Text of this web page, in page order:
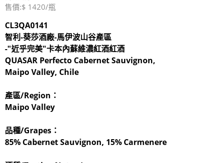
售價:$ 1420/瓶
CL3QA0141
智利-葵莎酒廠-馬伊波山谷產區
-"近乎完美"卡本內蘇維濃紅酒紅酒
QUASAR Perfecto Cabernet Sauvignon,
Maipo Valley, Chile
產區/Region：
Maipo Valley
品種/Grapes：
85% Cabernet Sauvignon, 15% Carmenere